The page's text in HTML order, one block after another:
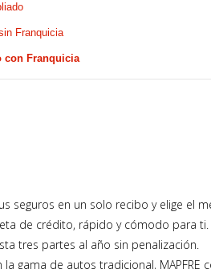
Franquicia
con Franquicia
seguros en un solo recibo y elige el
de crédito, rápido y cómodo para ti.
tres partes al año sin penalización.
la gama de autos tradicional,